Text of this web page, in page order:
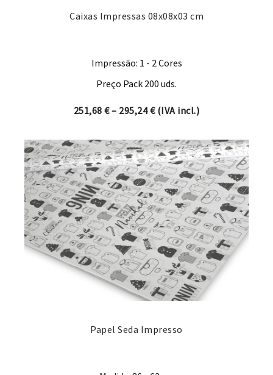
Caixas Impressas 08x08x03 cm
Impressão: 1 - 2 Cores
Preço Pack 200 uds.
251,68€– 295,24€Price range: 251,68 €
(IVA incl.)
Papel Seda Impresso